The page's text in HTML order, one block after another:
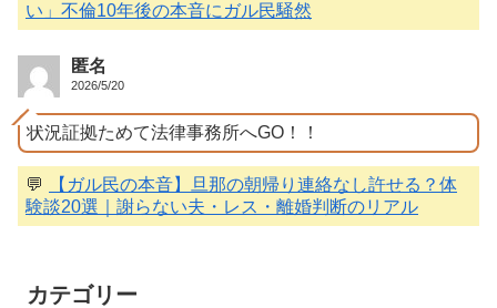
い」不倫10年後の本音にガル民騒然
匿名
2026/5/20
状況証拠ためて法律事務所へGO！！
💬
【ガル民の本音】旦那の朝帰り連絡なし許せる？体
験談20選｜謝らない夫・レス・離婚判断のリアル
カテゴリー